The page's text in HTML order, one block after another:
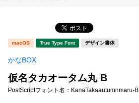
新着一覧
カート
タイプフェイス
明朝体
宋朝体
macOS True Type Font デザイン書体
かなBOX
仮名タカオータム丸 B
PostScriptフォント名： KanaTakaautumnmaru-B